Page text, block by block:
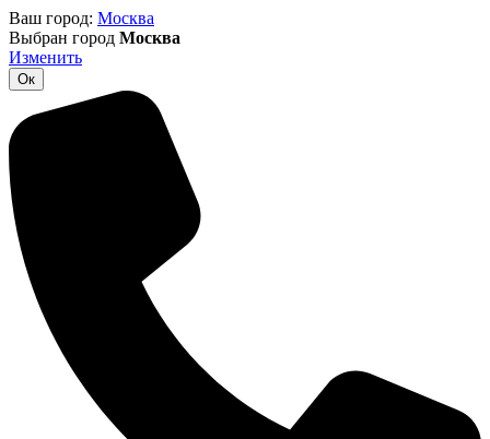
Ваш город: Москва
Выбран город Москва
Изменить
Ок